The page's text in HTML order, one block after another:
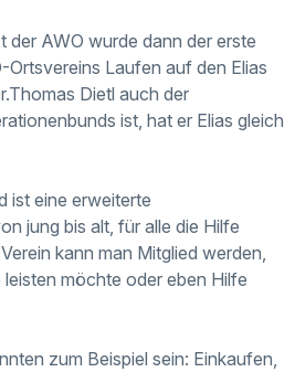
der AWO wurde dann der erste
Laufen auf den Elias
Dietl auch der
ist, hat er Elias gleich
ist eine erweiterte
jung bis alt, für alle die Hilfe
kann man Mitglied werden,
möchte oder eben Hilfe
zum Beispiel sein: Einkaufen,